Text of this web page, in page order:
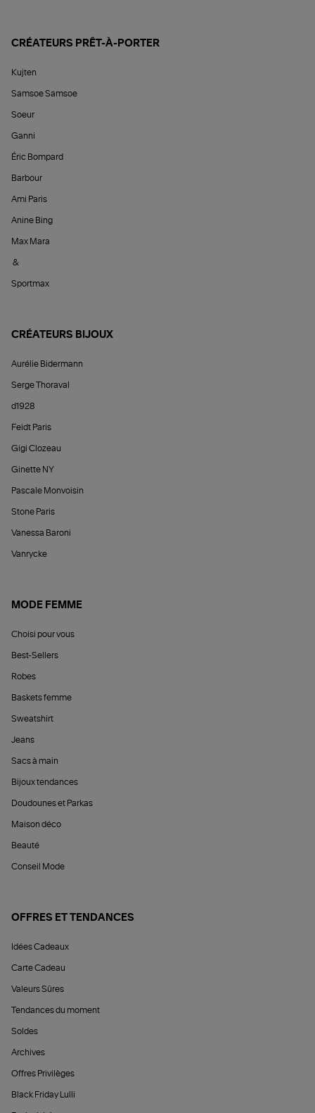
CRÉATEURS PRÊT-À-PORTER
Kujten
Samsoe Samsoe
Soeur
Ganni
Éric Bompard
Barbour
Ami Paris
Anine Bing
Max Mara
&
Sportmax
CRÉATEURS BIJOUX
Aurélie Bidermann
Serge Thoraval
d1928
Feidt Paris
Gigi Clozeau
Ginette NY
Pascale Monvoisin
Stone Paris
Vanessa Baroni
Vanrycke
MODE FEMME
Choisi pour vous
Best-Sellers
Robes
Baskets femme
Sweatshirt
Jeans
Sacs à main
Bijoux tendances
Doudounes et Parkas
Maison déco
Beauté
Conseil Mode
OFFRES ET TENDANCES
Idées Cadeaux
Carte Cadeau
Valeurs Sûres
Tendances du moment
Soldes
Archives
Offres Privilèges
Black Friday Lulli